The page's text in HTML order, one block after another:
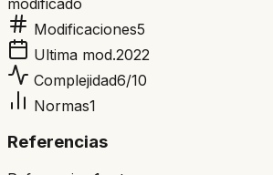
Modificaciones5
Ultima mod.2022
Complejidad6/10
Normas1
Referencias